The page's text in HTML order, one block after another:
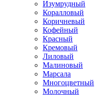
Изумрудный
Коралловый
Коричневый
Кофейный
Красный
Кремовый
Лиловый
Малиновый
Марсала
Многоцветный
Молочный